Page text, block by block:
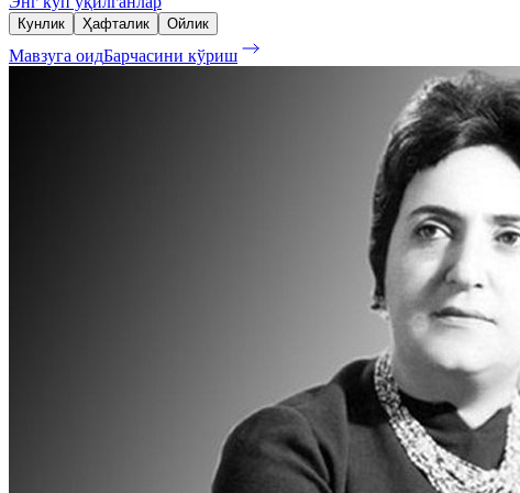
Кунлик Ҳафталик Ойлик
Мавзуга оидБарчасини кўриш